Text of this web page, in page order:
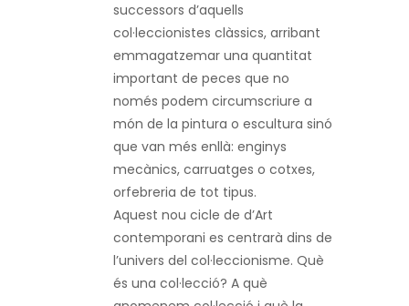
successors d’aquells
col·leccionistes clàssics, arribant
emmagatzemar una quantitat
important de peces que no
només podem circumscriure a
món de la pintura o escultura sinó
que van més enllà: enginys
mecànics, carruatges o cotxes,
orfebreria de tot tipus.
Aquest nou cicle de d’Art
contemporani es centrarà dins de
l’univers del col·leccionisme. Què
és una col·lecció? A què